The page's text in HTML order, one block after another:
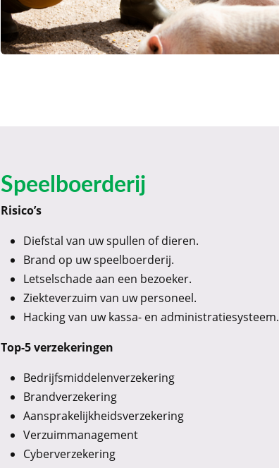
Speelboerderij
Risico’s
Diefstal van uw spullen of dieren.
Brand op uw speelboerderij.
Letselschade aan een bezoeker.
Ziekteverzuim van uw personeel.
Hacking van uw kassa- en administratiesysteem.
Top-5 verzekeringen
Bedrijfsmiddelenverzekering
Brandverzekering
Aansprakelijkheidsverzekering
Verzuimmanagement
Cyberverzekering